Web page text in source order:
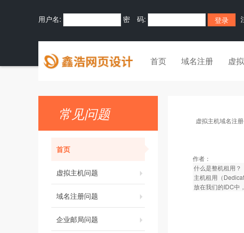
用户名: 密 码:
首页 域名注册 虚
常见问题
首页
虚拟主机问题
域名注册问题
企业邮局问题
虚拟主机域名注
作者：
什么是整机租用？
主机租用（
放在我们的IDC中